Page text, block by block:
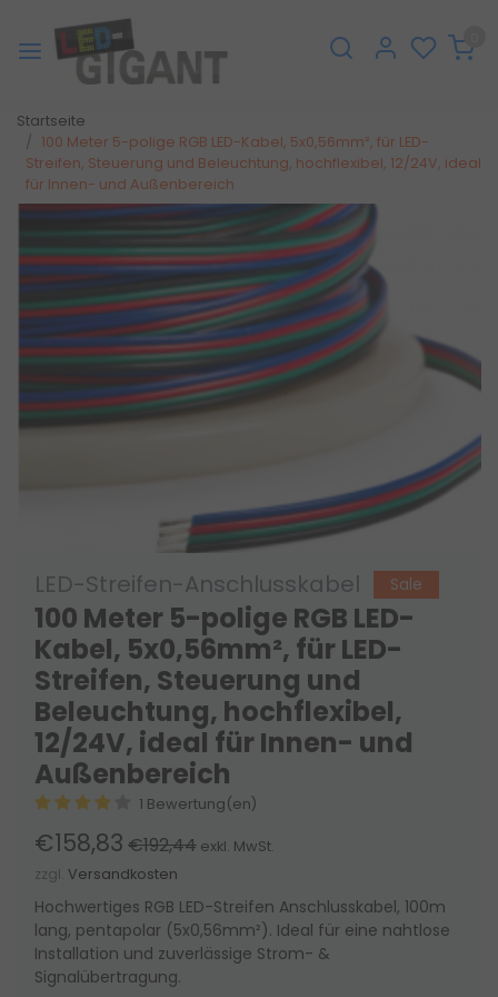
Startseite
100 Meter 5-polige RGB LED-Kabel, 5x0,56mm², für LED-
Streifen, Steuerung und Beleuchtung, hochflexibel, 12/24V, ideal
für Innen- und Außenbereich
LED-Streifen-Anschlusskabel Sale
100 Meter 5-polige RGB LED-
Kabel, 5x0,56mm², für LED-
Streifen, Steuerung und
Beleuchtung, hochflexibel,
12/24V, ideal für Innen- und
Außenbereich
1 Bewertung(en)
€158,83 €192,44 exkl. MwSt.
zzgl. Versandkosten
Hochwertiges RGB LED-Streifen Anschlusskabel, 100m
lang, pentapolar (5x0,56mm²). Ideal für eine nahtlose
Installation und zuverlässige Strom- &
Signalübertragung.